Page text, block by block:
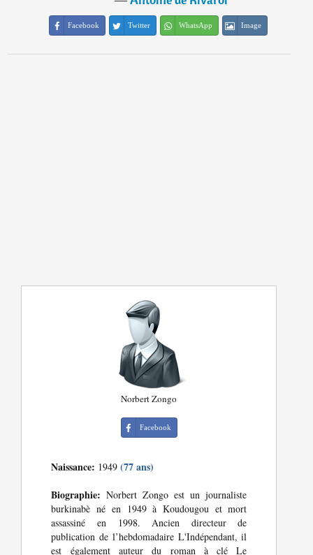
Facebook Twitter WhatsApp Image
Norbert Zongo
Facebook
Naissance: 1949(77 ans)
Biographie: Norbert Zongo est un journaliste
burkinabè né en 1949 à Koudougou et mort
assassiné en 1998. Ancien directeur de
publication de l’hebdomadaire L'Indépendant, il
est également auteur du roman à clé Le